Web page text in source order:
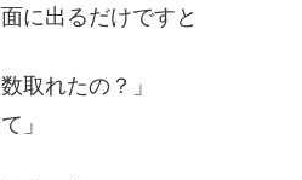
に出るだけですと
取れたの？」
」